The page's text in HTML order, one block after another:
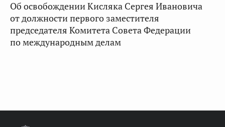
Об освобождении Кисляка Сергея Ивановича
от должности первого заместителя
председателя Комитета Совета Федерации
по международным делам